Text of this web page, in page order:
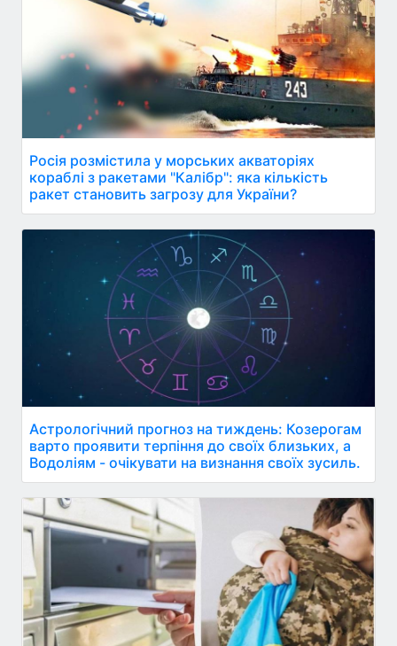
Росія розмістила у морських акваторіях
кораблі з ракетами "Калібр": яка кількість
ракет становить загрозу для України?
Астрологічний прогноз на тиждень: Козерогам
варто проявити терпіння до своїх близьких, а
Водоліям - очікувати на визнання своїх зусиль.